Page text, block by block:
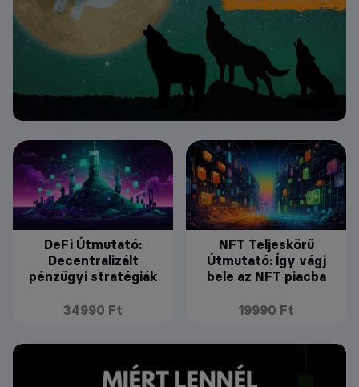
DeFi Útmutató:
Decentralizált
pénzügyi stratégiák
34990 Ft
NFT Teljeskörű
Útmutató: Így vágj
bele az NFT piacba
19990 Ft